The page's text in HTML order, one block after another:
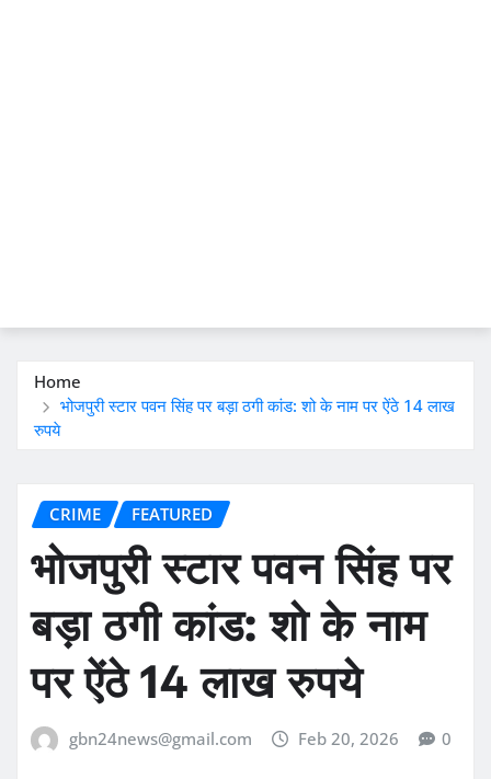
Home
भोजपुरी स्टार पवन सिंह पर बड़ा ठगी कांड: शो के नाम पर ऐंठे 14 लाख
रुपये
CRIME FEATURED
भोजपुरी स्टार पवन सिंह पर
बड़ा ठगी कांड: शो के नाम
पर ऐंठे 14 लाख रुपये
gbn24news@gmail.com Feb 20, 2026 0